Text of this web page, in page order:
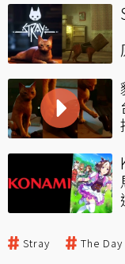
Stray The